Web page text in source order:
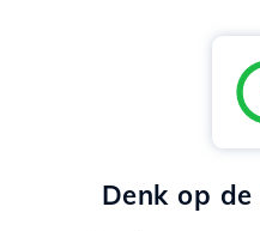
Denk op